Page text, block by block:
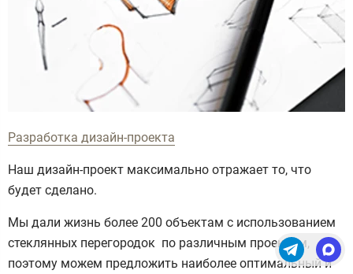
Разработка дизайн-проекта
Наш дизайн-проект максимально отражает то, что
будет сделано.
Мы дали жизнь более 200 объектам с использованием
стеклянных перегородок по различным проектам,
поэтому можем предложить наиболее оптимальный и